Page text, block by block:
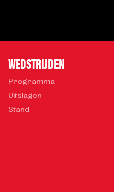
WEDSTRIJDEN
Programma
Uitslagen
Stand